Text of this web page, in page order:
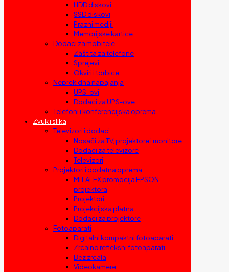
HDD diskovi
SSD diskovi
Prazni mediji
Memorijske kartice
Dodaci za mobitele
Zaštita za telefone
Sprejevi
Okviri i torbice
Neprekidna napajanja
UPS-ovi
Dodaci za UPS-ove
Telefoni i konferencijska oprema
Zvuk i slika
Televizori i dodaci
Nosači za TV, projektore i monitore
Dodaci za televizore
Televizori
Projektori i dodatna oprema
MIT ALEX promocija EPSON
projektora
Projektori
Projekcijska platna
Dodaci za projektore
Fotoaparati
Digitalni kompaktni fotoaparati
Zrcalno refleksni fotoaparati
Bez zrcala
Videokamere